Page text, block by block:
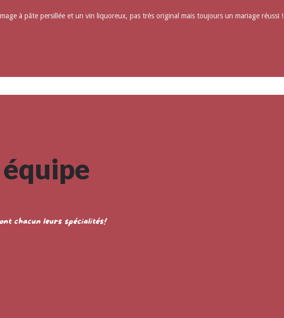
à pâte persillée et un vin liquoreux, pas très original mais toujours un mariage réussi !
équipe
chacun leurs spécialités!